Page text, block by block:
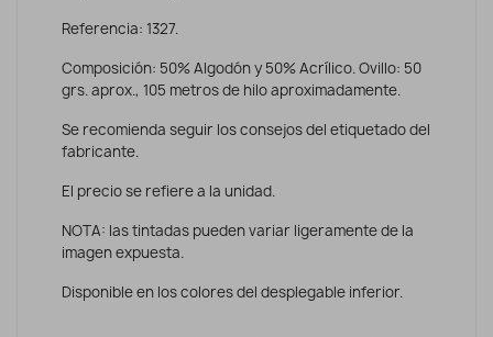
Referencia: 1327.
Composición: 50% Algodón y 50% Acrílico. Ovillo: 50
grs. aprox., 105 metros de hilo aproximadamente.
Se recomienda seguir los consejos del etiquetado del
fabricante.
El precio se refiere a la unidad.
NOTA: las tintadas pueden variar ligeramente de la
imagen expuesta.
Disponible en los colores del desplegable inferior.